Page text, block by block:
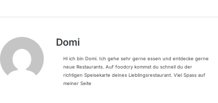
Domi
Hi ich bin Domi. Ich gehe sehr gerne essen und entdecke gerne
neue Restaurants. Auf foodcry kommst du schnell du der
richtigen Speisekarte deines Lieblingsrestaurant. Viel Spass auf
meiner Seite